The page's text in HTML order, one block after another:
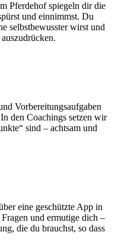
Pferdehof spiegeln dir die
und einnimmst. Du
selbstbewusster wirst und
Vorbereitungsaufgaben
den Coachings setzen wir
sind – achtsam und
eine geschützte App in
und ermutige dich –
die du brauchst, so dass